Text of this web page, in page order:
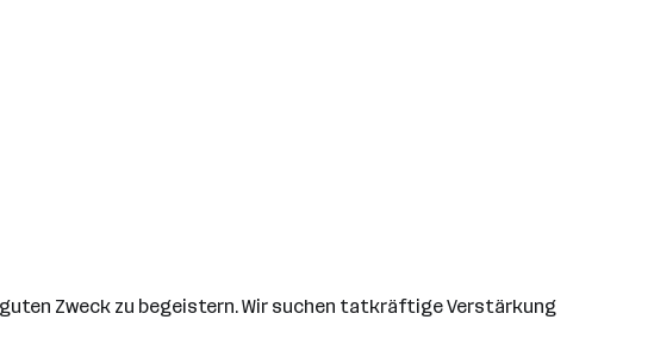
Zweck zu begeistern. Wir suchen tatkräftige Verstärkung